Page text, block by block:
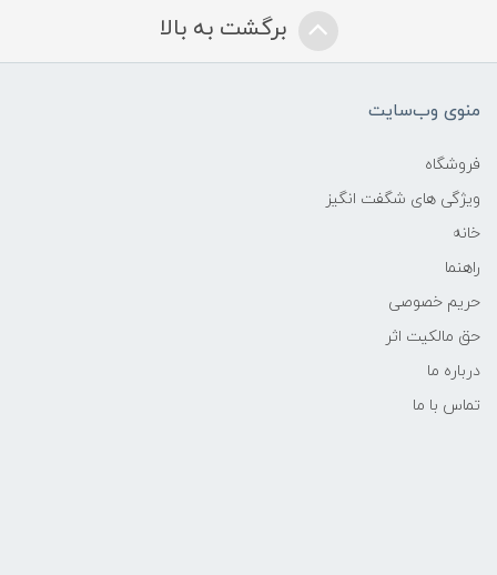
برگشت به بالا
منوی وب‌سایت
فروشگاه
ویژگی های شگفت انگیز
خانه
راهنما
حریم خصوصی
حق مالکیت اثر
درباره ما
تماس با ما